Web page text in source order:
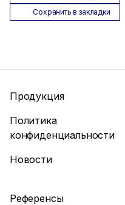
Сохранить в закладки
Продукция
Политика
конфиденциальности
Новости
Референсы